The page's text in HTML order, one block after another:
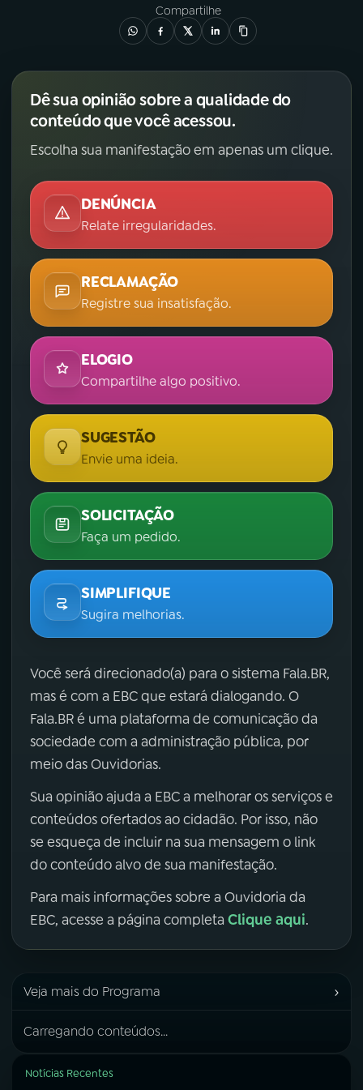
Compartilhe
Dê sua opinião sobre a qualidade do
conteúdo que você acessou.
Escolha sua manifestação em apenas um clique.
DENÚNCIA
Relate irregularidades.
RECLAMAÇÃO
Registre sua insatisfação.
ELOGIO
Compartilhe algo positivo.
SUGESTÃO
Envie uma ideia.
SOLICITAÇÃO
Faça um pedido.
SIMPLIFIQUE
Sugira melhorias.
Você será direcionado(a) para o sistema Fala.BR,
mas é com a EBC que estará dialogando. O
Fala.BR é uma plataforma de comunicação da
sociedade com a administração pública, por
meio das Ouvidorias.
Sua opinião ajuda a EBC a melhorar os serviços e
conteúdos ofertados ao cidadão. Por isso, não
se esqueça de incluir na sua mensagem o link
do conteúdo alvo de sua manifestação.
Para mais informações sobre a Ouvidoria da
EBC, acesse a página completa Clique aqui.
Veja mais do Programa ›
Carregando conteúdos...
Notícias Recentes